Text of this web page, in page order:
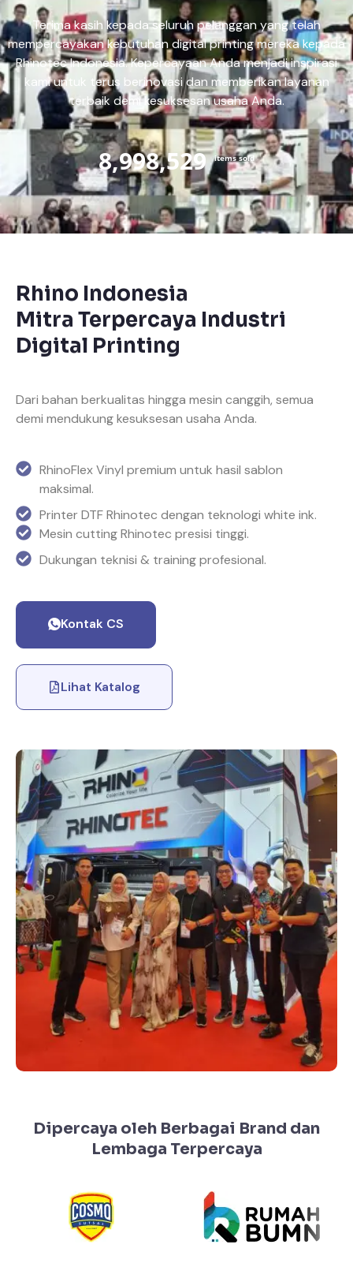
Terima kasih kepada seluruh pelanggan yang telah
mempercayakan kebutuhan digital printing mereka kepada
Rhinotec Indonesia. Kepercayaan Anda menjadi inspirasi
kami untuk terus berinovasi dan memberikan layanan
terbaik demi kesuksesan usaha Anda.
8,998,529 items sold
Rhino Indonesia
Mitra Terpercaya Industri
Digital Printing
Dari bahan berkualitas hingga mesin canggih, semua
demi mendukung kesuksesan usaha Anda.
RhinoFlex Vinyl premium untuk hasil sablon
maksimal.
Printer DTF Rhinotec dengan teknologi white ink.
Mesin cutting Rhinotec presisi tinggi.
Dukungan teknisi & training profesional.
Kontak CS
Lihat Katalog
Dipercaya oleh Berbagai Brand dan
Lembaga Terpercaya